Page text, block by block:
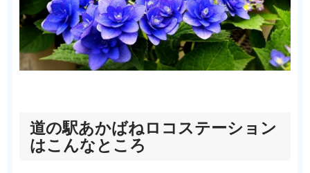
道の駅あかばねロコステーション
はこんなところ